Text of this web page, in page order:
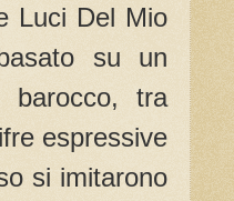
Luci Del Mio
su un
barocco, tra
espressive
si imitarono